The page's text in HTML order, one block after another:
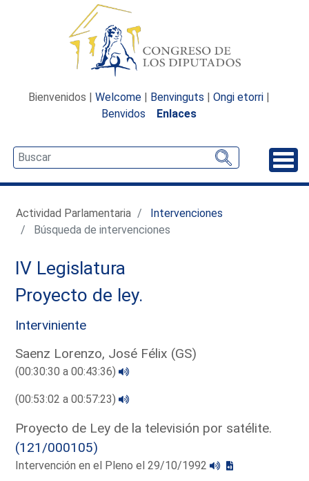
Bienvenidos | Welcome | Benvinguts | Ongi etorri |
Benvidos
Enlaces
Actividad Parlamentaria
Intervenciones
Búsqueda de intervenciones
IV Legislatura
Proyecto de ley.
Interviniente
Saenz Lorenzo, José Félix (GS)
(00:30:30 a 00:43:36)
(00:53:02 a 00:57:23)
Proyecto de Ley de la televisión por satélite.
(121/000105)
Intervención en el Pleno el 29/10/1992